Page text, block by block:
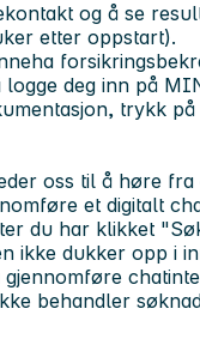
og å se
etter oppstart).
deg inn på
trykk
oss til å høre fra
et digitalt
du har klikket
ikke dukker opp i
behandler